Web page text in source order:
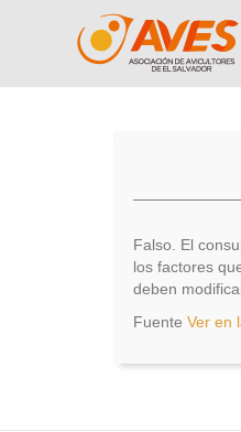
Falso. El
los factores
deben
FuenteVer en